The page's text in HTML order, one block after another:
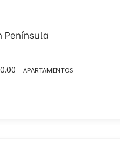
Península
APARTAMENTOS